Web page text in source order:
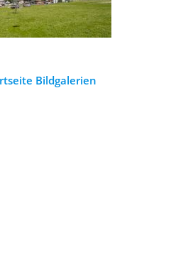
Bildgalerien